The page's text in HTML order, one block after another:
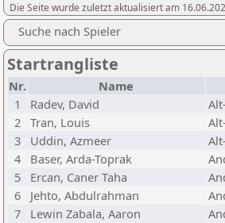
Die Seite wurde zuletzt aktualisiert am
Suche nach Spieler
Startrangliste
Nr. Name
1
Radev, David
2 Tran, Louis
3
Uddin, Azmeer
4
Baser, Arda-Toprak
5
Ercan, Caner Taha
6
Jehto, Abdulrahman
7
Lewin Zabala, Aaron